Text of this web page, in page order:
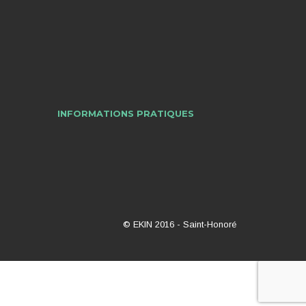
INFORMATIONS PRATIQUES
© EKIN 2016 - Saint-Honoré